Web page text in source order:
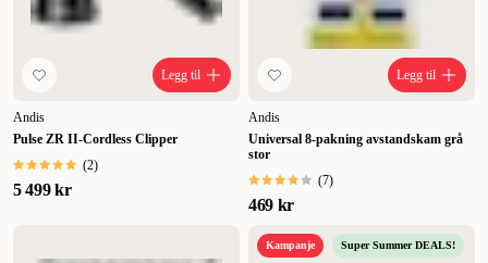
Legg til
Andis
Pulse ZR II-Cordless Clipper
(2)
5 499 kr
Legg til
Andis
Universal 8-pakning avstandskam grå
stor
(7)
469 kr
Kampanje Super Summer DEALS!